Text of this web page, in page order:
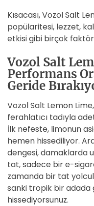
Kısacası, Vozol Salt
popülaritesi, lezzet,
etkisi gibi birçok
Vozol Salt
Performans
Geride
Vozol Salt Lemon
ferahlatıcı tadıyla
İlk nefeste, limonun
hemen hissediliyor.
dengesi, damaklarda
tat, sadece bir e-
zamanda bir tat
sanki tropik bir adada
hissediyorsunuz.